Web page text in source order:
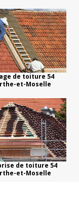
de toiture 54
et-Moselle
de toiture 54
et-Moselle